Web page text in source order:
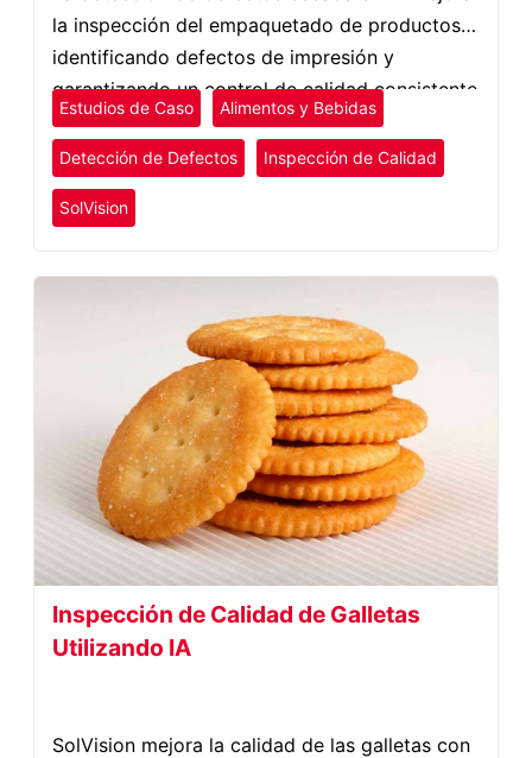
la inspección del empaquetado de productos,
identificando defectos de impresión y
garantizando un control de calidad consistente
en el empaquetado y etiquetado.
Estudios de Caso Alimentos y Bebidas
Detección de Defectos Inspección de Calidad
SolVision
Inspección de Calidad de Galletas
Utilizando IA
SolVision mejora la calidad de las galletas con